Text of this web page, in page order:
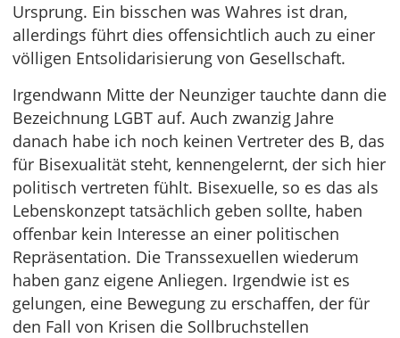
Ursprung. Ein bisschen was Wahres ist dran,
allerdings führt dies offensichtlich auch zu einer
völligen Entsolidarisierung von Gesellschaft.
Irgendwann Mitte der Neunziger tauchte dann die
Bezeichnung LGBT auf. Auch zwanzig Jahre
danach habe ich noch keinen Vertreter des B, das
für Bisexualität steht, kennengelernt, der sich hier
politisch vertreten fühlt. Bisexuelle, so es das als
Lebenskonzept tatsächlich geben sollte, haben
offenbar kein Interesse an einer politischen
Repräsentation. Die Transsexuellen wiederum
haben ganz eigene Anliegen. Irgendwie ist es
gelungen, eine Bewegung zu erschaffen, der für
den Fall von Krisen die Sollbruchstellen